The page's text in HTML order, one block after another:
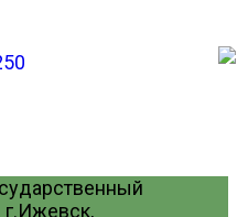
г.Ижевск,